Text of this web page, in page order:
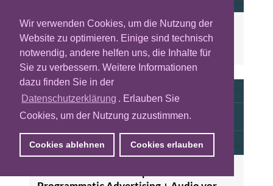
Wir verwenden Cookies, um die Nutzung der
Website zu optimieren. Einige sind technisch
notwendig, andere helfen uns, die Inhalte für
Sie zu verbessern. Weitere Informationen
dazu finden Sie in der
Datenschutzerklärung . Erlauben Sie
Cookies, um der Nutzung zuzustimmen.
Cookies ablehnen Cookies erlauben
ADZINE KW 31 - Publisher müssen Video-
Distribution neu sortieren+ Performance-
Chance dank KI-Werbung